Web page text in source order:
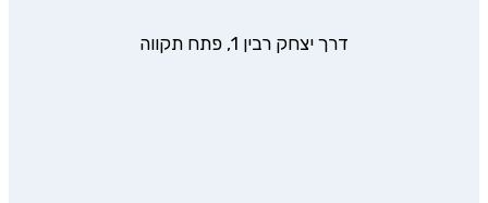
דרך יצחק רבין 1, פתח תקווה